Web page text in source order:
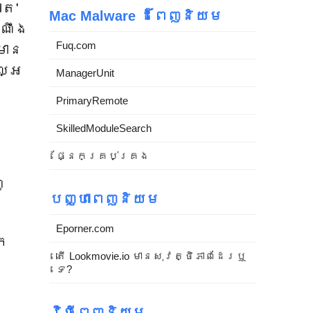
ត'
ង
ន
អ
Mac Malware ដ៏ពេញនិយម
Fuq.com
ManagerUnit
PrimaryRemote
SkilledModuleSearch
ផ្នែកគ្រប់គ្រង
បញ្ហាពេញនិយម
Eporner.com
តើ Lookmovie.io មានសុវត្ថិភាពដែរឬ
ទេ?